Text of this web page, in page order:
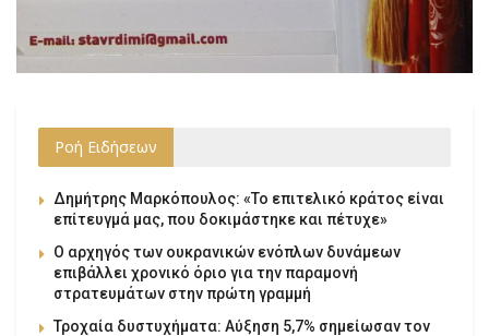
Ροή Ειδήσεων
Δημήτρης Μαρκόπουλος: «Το επιτελικό κράτος είναι
επίτευγμά μας, που δοκιμάστηκε και πέτυχε»
Ο αρχηγός των ουκρανικών ενόπλων δυνάμεων
επιβάλλει χρονικό όριο για την παραμονή
στρατευμάτων στην πρώτη γραμμή
Τροχαία δυστυχήματα: Αύξηση 5,7% σημείωσαν τον